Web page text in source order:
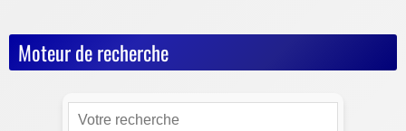
Moteur de recherche